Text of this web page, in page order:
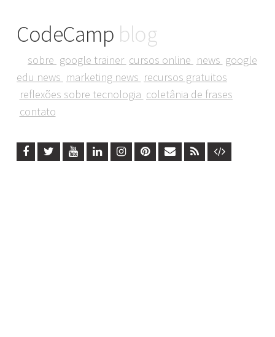
CodeCamp blog
sobre google trainer cursos online news google
edu news marketing news recursos gratuitos
reflexões sobre tecnologia coletânia de frases
contato